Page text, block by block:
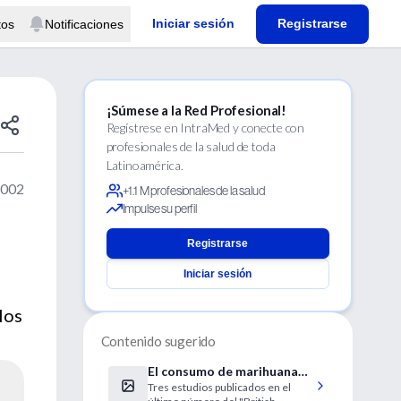
Notificaciones Iniciar sesión Registrarse
¡Súmese a la Red Profesional!
Regístrese en IntraMed y conecte con
profesionales de la salud de toda
Latinoamérica.
+1.1 M profesionales de la salud
Impulse su perfil
Registrarse
Iniciar sesión
Contenido sugerido
El consumo de marihuana
en la adolescencia
Tres estudios publicados en el